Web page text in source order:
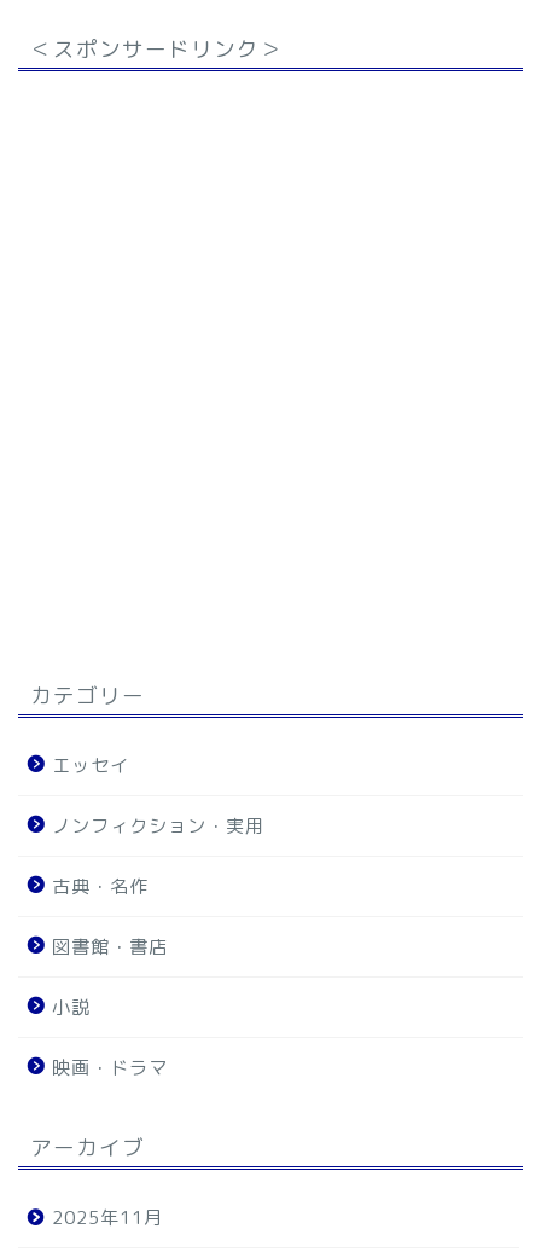
＜スポンサードリンク＞
カテゴリー
エッセイ
ノンフィクション・実用
古典・名作
図書館・書店
小説
映画・ドラマ
アーカイブ
2025年11月